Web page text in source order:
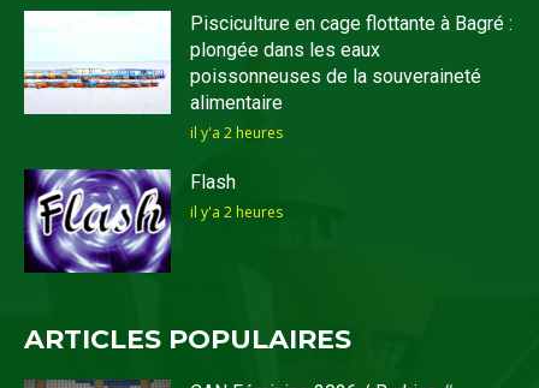
Pisciculture en cage flottante à Bagré :
plongée dans les eaux
poissonneuses de la souveraineté
alimentaire
il y'a 2 heures
Flash
il y'a 2 heures
ARTICLES POPULAIRES